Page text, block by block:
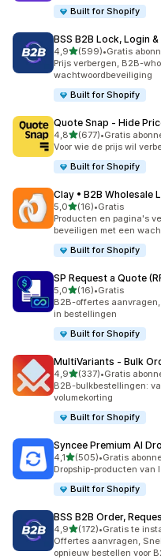
Built for Shopify
BSS B2B Lock, Login
4,9van 5 sterren
(599)
599 recensies in totaal
•Gratis
Prijs verbergen, B2B-
wachtwoordbeveiliging
Built for Shopify
Quote Snap ‑ Hide
4,8van 5 sterren
(677)
677 recensies in totaal
•Gratis
Voor wie de prijs wil
Built for Shopify
Clay • B2B Wholesale
5,0van 5 sterren
(16)
16 recensies in totaal
•Gratis
Producten en pagina's
beveiligen met een
Built for Shopify
SP Request a Quote
5,0van 5 sterren
(16)
16 recensies in totaal
•Gratis
B2B-offertes
in bestellingen
Built for Shopify
MultiVariants ‑ Bulk
4,9van 5 sterren
(337)
337 recensies in totaal
•Gratis
B2B-bulkbestellingen:
volumekorting
Built for Shopify
Syncee Premium AI
4,1van 5 sterren
(505)
505 recensies in totaal
•Gratis
Dropship-producten van
Built for Shopify
BSS B2B Order,
4,9van 5 sterren
(172)
172 recensies in totaal
•Gratis te
Offertes aanvragen,
opnieuw bestellen voor